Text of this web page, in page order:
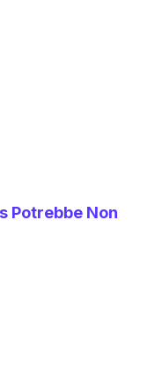
Potrebbe Non